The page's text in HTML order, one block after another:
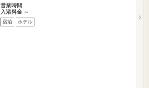
営業時間
入浴料金 ～
宿泊 ホテル